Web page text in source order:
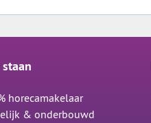
horecamakelaar
& onderbouwd